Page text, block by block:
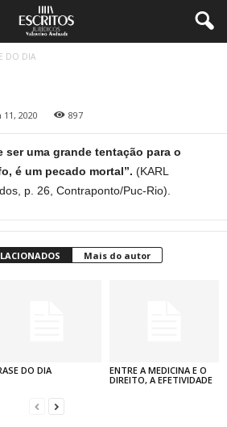
DO DIA
11, 2020 897
ser uma grande tentação para o
é um pecado mortal”. (KARL
p. 26, Contraponto/Puc-Rio).
Mais do autor
DO DIA
ENTRE A MEDICINA E O
DIREITO, A EFETIVIDADE